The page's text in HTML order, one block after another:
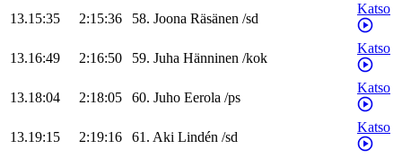
13.15:35 2:15:36 58. Joona Räsänen /sd
Katso
13.16:49 2:16:50 59. Juha Hänninen /kok
Katso
13.18:04 2:18:05 60. Juho Eerola /ps
Katso
13.19:15 2:19:16 61. Aki Lindén /sd
Katso